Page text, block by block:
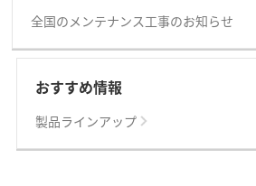
全国のメンテナンス工事のお知らせ
おすすめ情報
製品ラインアップ